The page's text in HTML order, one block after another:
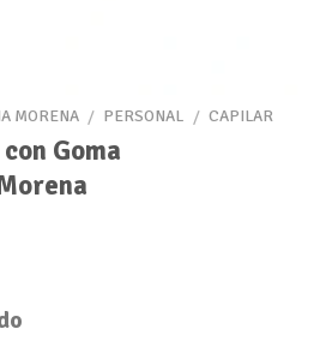
MORENA / PERSONAL / CAPILAR
Goma